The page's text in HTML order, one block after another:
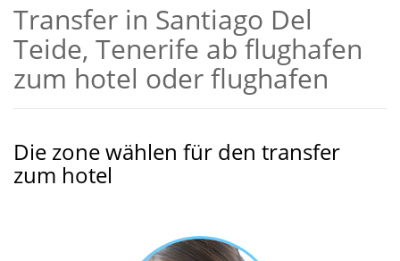
Transfer in Santiago Del
Teide, Tenerife ab flughafen
zum hotel oder flughafen
Die zone wählen für den transfer
zum hotel